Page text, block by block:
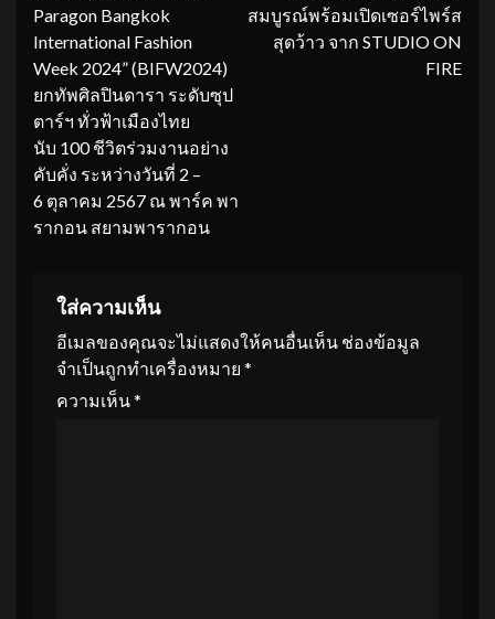
Paragon Bangkok
International Fashion
Week 2024” (BIFW2024)
ยกทัพศิลปินดารา ระดับซุป
ตาร์ฯ ทั่วฟ้าเมืองไทย
นับ 100 ชีวิตร่วมงานอย่าง
คับคั่ง ระหว่างวันที่ 2 –
6 ตุลาคม 2567 ณ พาร์ค พา
รากอน สยามพารากอน
สมบูรณ์พร้อมเปิดเซอร์ไพร์ส
สุดว้าว จาก STUDIO ON
FIRE
ใส่ความเห็น
อีเมลของคุณจะไม่แสดงให้คนอื่นเห็น ช่องข้อมูล
จำเป็นถูกทำเครื่องหมาย *
ความเห็น*